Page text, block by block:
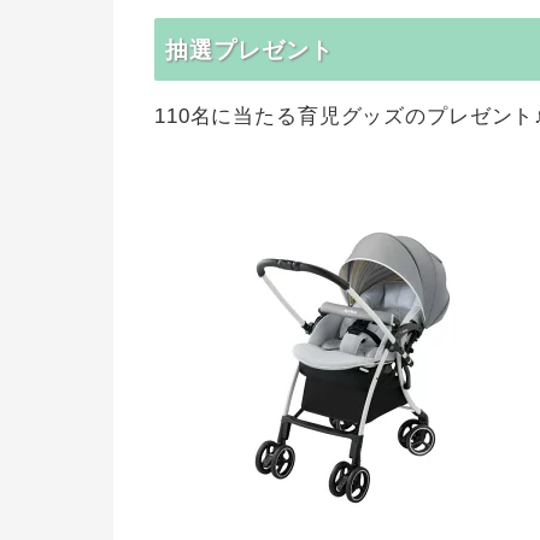
抽選プレゼント
110名に当たる育児グッズのプレゼント